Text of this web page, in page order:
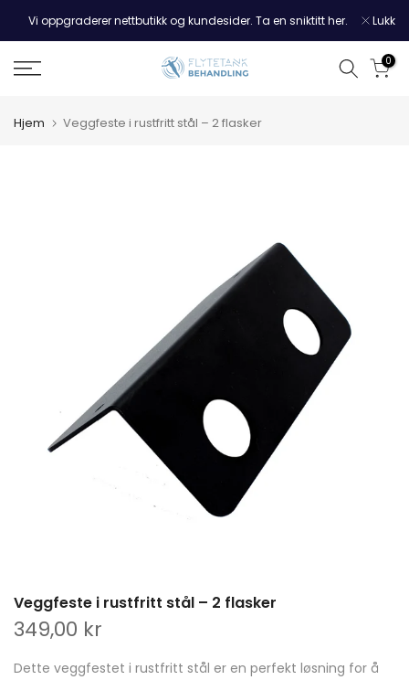
Hopp
til
innholdet
Vi oppgraderer nettbutikk og kundesider. Ta en sniktitt her. Lukk
0
Hjem Veggfeste i rustfritt stål – 2 flasker
Veggfeste i rustfritt stål – 2 flasker
349,00 kr
Dette veggfestet i rustfritt stål er en perfekt løsning for å